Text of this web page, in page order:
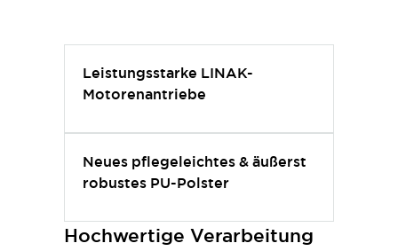
Leistungsstarke LINAK-
Motorenantriebe
Neues pflegeleichtes & äußerst
robustes PU-Polster
Hochwertige Verarbeitung